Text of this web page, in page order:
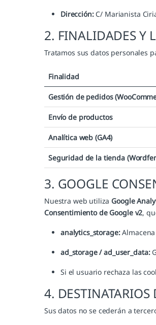
Dirección:C/ Marianista
2. FINALIDADES Y
Tratamos sus datos personales
Finalidad
Gestión de pedidos
Envío de productos
Analítica web (GA4)
Seguridad de la tienda
3. GOOGLE
Nuestra web utiliza Google
Consentimiento de Google v2,
analytics_storage:Almacena
ad_storage / ad_user_data:
Si el usuario rechaza las
4. DESTINATARIOS
Sus datos no se cederán a